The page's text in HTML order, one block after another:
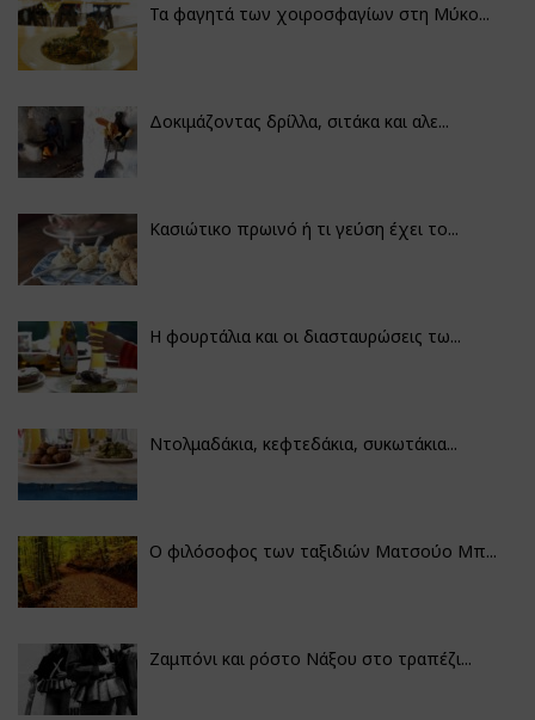
Τα φαγητά των χοιροσφαγίων στη Μύκο...
Δοκιμάζοντας δρίλλα, σιτάκα και αλε...
Κασιώτικο πρωινό ή τι γεύση έχει το...
Η φουρτάλια και οι διασταυρώσεις τω...
Ντολμαδάκια, κεφτεδάκια, συκωτάκια...
Ο φιλόσοφος των ταξιδιών Ματσούο Μπ...
Ζαμπόνι και ρόστο Νάξου στο τραπέζι...